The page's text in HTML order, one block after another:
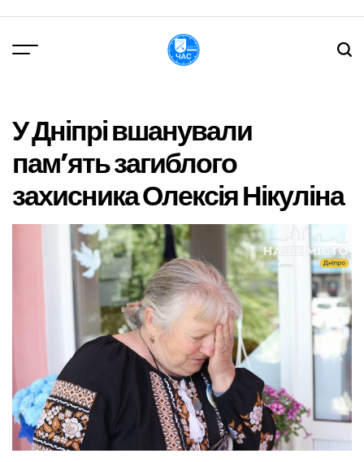
вмісту
У Дніпрі вшанували
пам’ять загиблого
захисника Олексія Нікуліна